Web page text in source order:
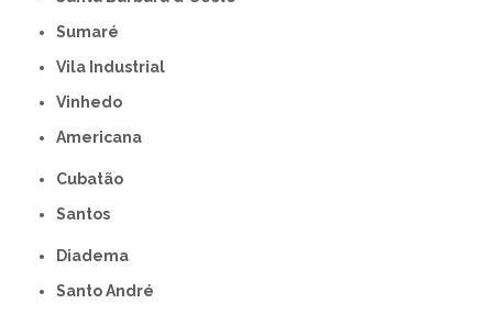
Sumaré
Vila Industrial
Vinhedo
americana
Cubatão
Santos
Diadema
Santo André